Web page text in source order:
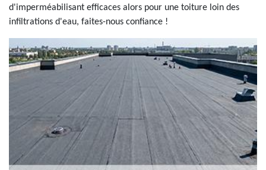
d'imperméabilisant efficaces alors pour une toiture loin des
infiltrations d'eau, faites-nous confiance !